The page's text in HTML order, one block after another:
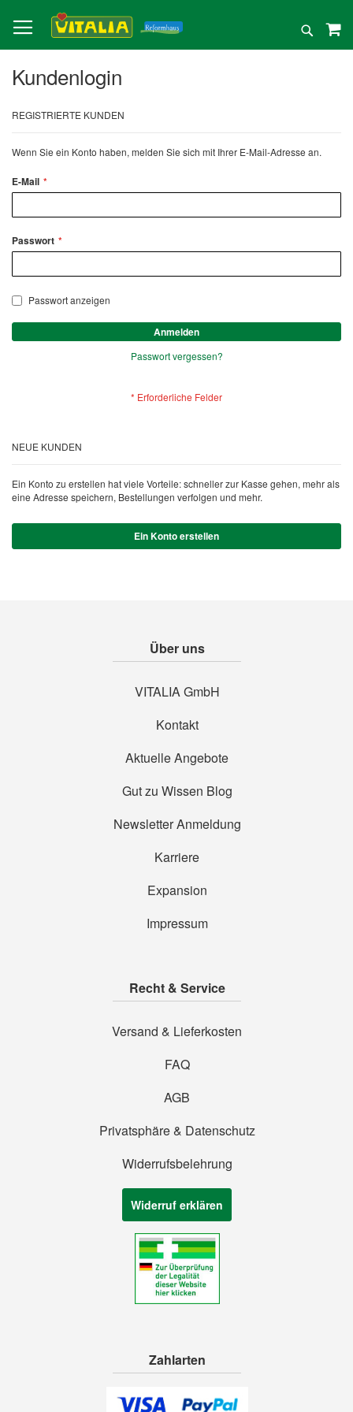
zum
Inhalt
Suche
Kundenlogin
REGISTRIERTE KUNDEN
Wenn Sie ein Konto haben, melden Sie sich mit Ihrer E-Mail-Adresse an.
E-Mail
Passwort
Passwort anzeigen
Anmelden
Passwort vergessen?
NEUE KUNDEN
Ein Konto zu erstellen hat viele Vorteile: schneller zur Kasse gehen, mehr als
eine Adresse speichern, Bestellungen verfolgen und mehr.
Ein Konto erstellen
Über uns
VITALIA GmbH
Kontakt
Aktuelle Angebote
Gut zu Wissen Blog
Newsletter Anmeldung
Karriere
Expansion
Impressum
Recht & Service
Versand & Lieferkosten
FAQ
AGB
Privatsphäre & Datenschutz
Widerrufsbelehrung
Widerruf erklären
Zahlarten